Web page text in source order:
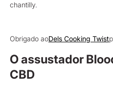
chantilly.
Obrigado aoDels Cooking Twist
O assustador
CBD